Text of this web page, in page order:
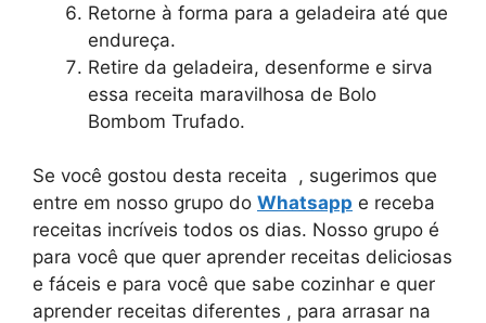
Retorne à forma para a geladeira até que
endureça.
Retire da geladeira, desenforme e sirva
essa receita maravilhosa de Bolo
Bombom Trufado.
Se você gostou desta receita , sugerimos que
entre em nosso grupo do Whatsapp e receba
receitas incríveis todos os dias. Nosso grupo é
para você que quer aprender receitas deliciosas
e fáceis e para você que sabe cozinhar e quer
aprender receitas diferentes , para arrasar na